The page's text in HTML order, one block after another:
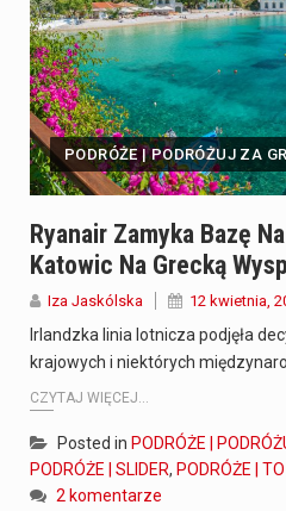
PODRÓŻE | PODRÓŻUJ ZA
Ryanair Zamyka Bazę
Katowic Na Grecką
Iza Jaskólska 12 kwietnia,
Irlandzka linia lotnicza podjęła
krajowych i niektórych
CZYTAJ WIĘCEJ...
Posted in PODRÓŻE |
PODRÓŻE | SLIDER, PODRÓŻE |
2 komentarze